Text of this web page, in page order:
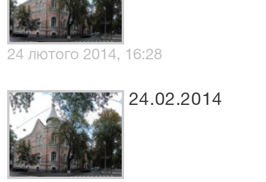
24 лютого 2014, 16:28
24.02.2014